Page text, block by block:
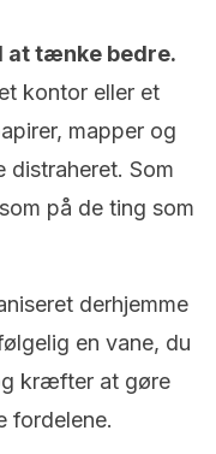
at tænke bedre.
kontor eller et
mapper og
distraheret. Som
på de ting som
derhjemme
en vane, du
kræfter at gøre
fordelene.